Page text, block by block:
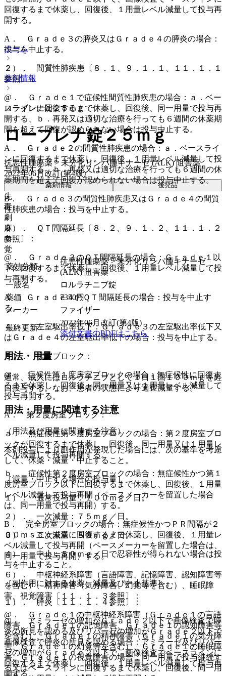
回復するまで休薬し、回復後、１用量レベル減量して投与再
開する。
A． Ｇｒａｄｅ３の膵炎又はＧｒａｄｅ４の膵炎の場合：
投与を中止する。
２）． 間質性肺疾患〔８．１、９．１．１、１１．１．１
参照〕：
@． Ｇｒａｄｅ１で症候性間質性肺疾患の場合：ａ．ベー
スラインに回復するまで休薬し、回復後、同一用量で投与再
開する、ｂ．再発又は適切な治療を行っても６週間の休薬期
間を超えて回復が認められない場合は投与中止する。
A． Ｇｒａｄｅ２の間質性肺疾患の場合：ａ．ベースライ
ンに回復するまで休薬し、回復後、１用量レベル減量して投
与再開する、ｂ．再発又は適切な治療を行っても６週間の休
薬期間を超えて回復が認められない場合は投与中止する。
B． Ｇｒａｄｅ３の間質性肺疾患又はＧｒａｄｅ４の間質
性肺疾患の場合：投与を中止する。
３）． ＱＴ間隔延長〔８．２、９．１．２、１１．１．２
参照〕：
@． Ｇｒａｄｅ３のＱＴ間隔延長の場合：Ｇｒａｄｅ１以
下に回復するまで休薬し、回復後、１用量レベル減量して投
与再開する。
A． Ｇｒａｄｅ４のＱＴ間隔延長の場合：投与を中止す
る。
４）． 左室駆出率低下：Ｇｒａｄｅ３の左室駆出率低下又
はＧｒａｄｅ４の左室駆出率低下の場合：投与を中止する。
５）． 房室ブロック：
@． 症候性第１度房室ブロックの場合：無症候性に回復す
るまで休薬し、回復後、同一用量又は１用量レベル減量して
投与再開する。
A． 第２度房室ブロック：
ａ． 無症候性第２度房室ブロックの場合：第２度房室ブロ
ックが回復するまで休薬し、回復後、同一用量又は１用量レ
ベル減量して投与再開する。
ｂ． 症候性第２度房室ブロックの場合：無症候性かつ第１
度房室ブロック以下に回復するまで休薬し、回復後、１用量
レベル減量して投与再開（ペースメーカーを留置した場合
は、同一用量で投与再開）する。
B． 完全房室ブロックの場合：無症候性かつＰＲ間隔が２
００ｍｓｅｃ未満に回復するまで休薬し、回復後、１用量レ
ベル減量して投与再開（ペースメーカーを留置した場合は、
同一用量で投与再開）する。
６）． 中枢神経系障害（言語障害、記憶障害、認知障害等
を含む）、精神障害（気分障害、幻覚等を含む）、睡眠障
害、視覚障害〔１１．１．３参照〕：
@． Ｇｒａｄｅ１の中枢神経系障害（Ｇｒａｄｅ１の言語
障害、Ｇｒａｄｅ１の記憶障害、Ｇｒａｄｅ１の認知障害等
を含む）、Ｇｒａｄｅ１の精神障害（Ｇｒａｄｅ１の気分障
害、Ｇｒａｄｅ１の幻覚等を含む）、Ｇｒａｄｅ１の睡眠障
害、Ｇｒａｄｅ１の視覚障害の場合：同一用量で投与継続す
る又はベースラインに回復するまで休薬し、回復後、同一用
ホーム
薬剤情報
ローブレナ錠２５ｍｇ
ローブレナ錠２５ｍｇ
抗悪性腫瘍薬 > 未分化リンパ腫キナーゼ (ALK) 阻害薬
2022年06月改訂(第4版)
薬剤情報 後発品
先
毒
劇
麻
向
覚
薬効分類
抗悪性腫瘍薬 > 未分化リンパ腫キナーゼ
(ALK) 阻害薬
一般名
ロルラチニブ錠
薬価
7350円
メーカー
ファイザー
最終更新
2022年06月改訂(第4版)
添付文書のPDFはこちら
用法・用量
通常、成人にはロルラチニブとして１日１回１００ｍｇを経
口投与する。なお、患者の状態により適宜減量する。
用法・用量に関連する注意
（用法及び用量に関連する注意）
本剤投与により副作用が発現した場合には、次の基準を考慮
して、休薬・減量・中止すること。
［減量・中止する場合の投与量］
１）． 通常投与量：１００ｍｇ／日。
２）． 一次減量：７５ｍｇ／日。
３）． 二次減量：５０ｍｇ／日。
４）． 中止：５０ｍｇ／日で忍容性が得られない場合は投
与を中止すること。
［副作用に対する休薬、減量及び中止基準］
１）． 膵炎〔１１．１．４参照〕：
@． アミラーゼの増加がＧｒａｄｅ２以下で画像検査で膵
炎の所見を認める及びリパーゼの増加がＧｒａｄｅ２以下で
画像検査で膵炎の所見を認める場合：アミラーゼ及びリパー
ゼの増加がＧｒａｄｅ２以下で、画像検査でベースラインに
回復するまで休薬し、回復後、１用量レベル減量して投与再
開する。